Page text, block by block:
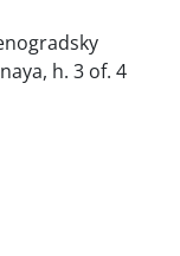
h. 3 of. 4